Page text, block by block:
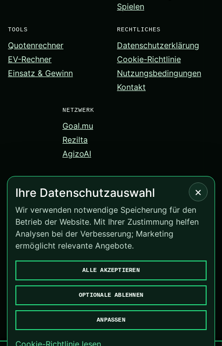
Spielen
TOOLS
Quotenrechner
EV-Rechner
Einsatz & Gewinn
RECHTLICHES
Datenschutzerklärung
Cookie-Richtlinie
Nutzungsbedingungen
Kontakt
NETZWERK
Goal.mu
Rezilta
AgizoAI
Version 4.0.10
BeGambleAware· GamCare
×
Ihre Datenschutzauswahl
Wir verwenden notwendige Speicherung für den
Betrieb der Website. Mit Ihrer Zustimmung helfen
Analysen bei der Verbesserung; Marketing
ermöglicht relevante Angebote.
ALLE AKZEPTIEREN
OPTIONALE ABLEHNEN
ANPASSEN
Cookie-Richtlinie lesen